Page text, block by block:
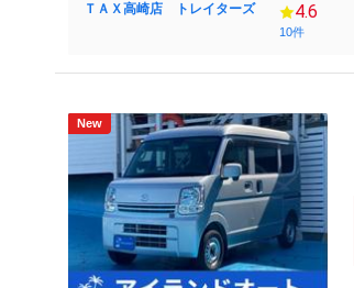
ＴＡＸ高崎店 トレイターズ 4.6
10件
New